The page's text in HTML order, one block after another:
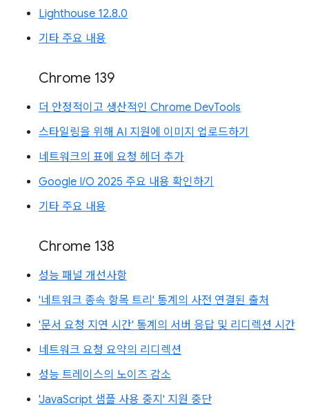
Lighthouse 12.8.0
기타 주요 내용
Chrome 139
더 안정적이고 생산적인 Chrome DevTools
스타일링을 위해 AI 지원에 이미지 업로드하기
네트워크의 표에 요청 헤더 추가
Google I/O 2025 주요 내용 확인하기
기타 주요 내용
Chrome 138
성능 패널 개선사항
'네트워크 종속 항목 트리' 통계의 사전 연결된 출처
'문서 요청 지연 시간' 통계의 서버 응답 및 리디렉션 시간
네트워크 요청 요약의 리디렉션
성능 트레이스의 노이즈 감소
'JavaScript 샘플 사용 중지' 지원 중단